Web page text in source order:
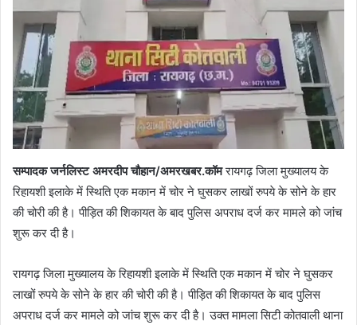
सम्पादक जर्नलिस्ट अमरदीप चौहान/अमरखबर.कॉमरायगढ़ जिला मुख्यालय के
रिहायशी इलाके में स्थिति एक मकान में चोर ने घुसकर लाखों रुपये के सोने के हार
की चोरी की है। पीड़ित की शिकायत के बाद पुलिस अपराध दर्ज कर मामले को जांच
शुरू कर दी है।
रायगढ़ जिला मुख्यालय के रिहायशी इलाके में स्थिति एक मकान में चोर ने घुसकर
लाखों रुपये के सोने के हार की चोरी की है। पीड़ित की शिकायत के बाद पुलिस
अपराध दर्ज कर मामले को जांच शुरू कर दी है। उक्त मामला सिटी कोतवाली थाना